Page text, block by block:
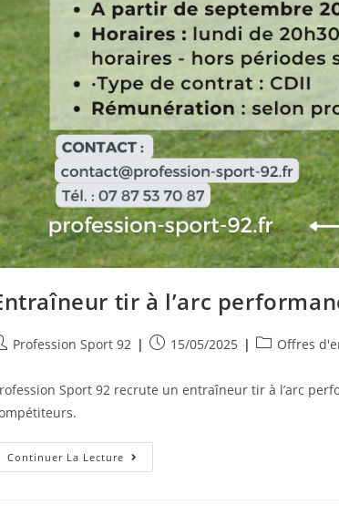
tir à l’arc
Profession Sport 92 15/05/2025 Offres
Sport 92 recrute un entraîneur tir à l’arc
Continuer La Lecture